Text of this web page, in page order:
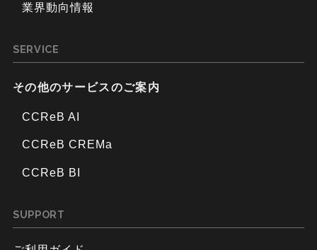
業界動向情報
SERVICE
その他のサービスのご案内
CCReB AI
CCReB CREMa
CCReB BI
SUPPORT